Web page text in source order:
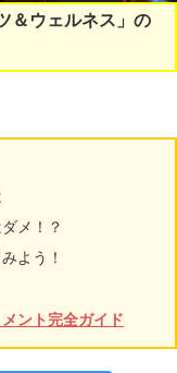
＆ウェルネス」の
メ！？
よう！
ント完全ガイド